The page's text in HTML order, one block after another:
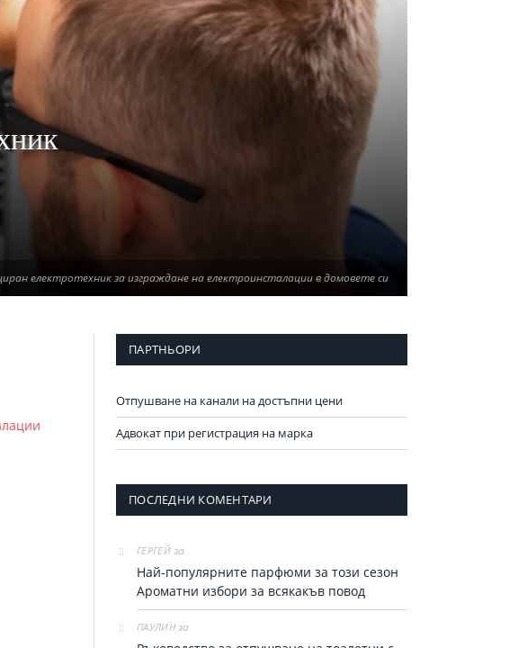
електротехник за изграждане на електроинсталации в домовете си
ПАРТНЬОРИ
Отпушване на канали на достъпни цени
Адвокат при регистрация на марка
ПОСЛЕДНИ КОМЕНТАРИ
ГЕРГЕЙза
Най-популярните парфюми за тoзи сезон
Ароматни избори за всякакъв повод
ПАУЛИНза